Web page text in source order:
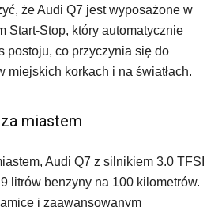
że Audi Q7 jest wyposażone w
Start-Stop, który automatycznie
postoju, co przyczynia się do
miejskich korkach i na światłach.
miastem
Audi Q7 z silnikiem 3.0 TFSI
litrów benzyny na 100 kilometrów.
i zaawansowanym